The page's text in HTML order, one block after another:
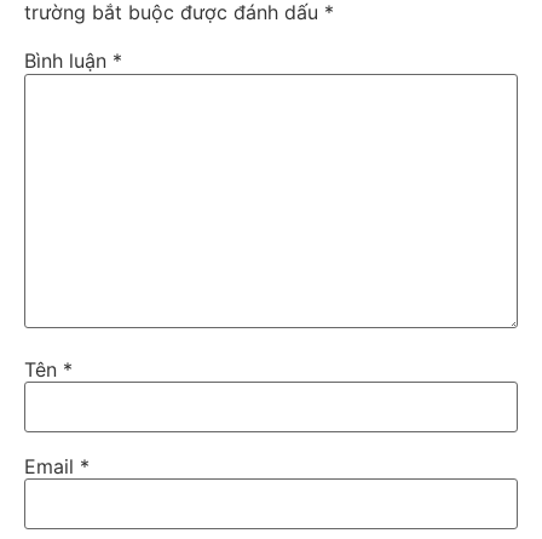
trường bắt buộc được đánh dấu *
Bình luận *
Tên *
Email *